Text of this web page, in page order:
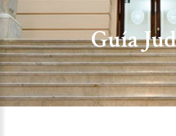
Guía